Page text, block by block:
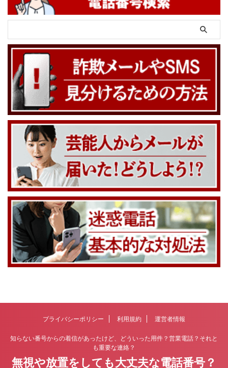
プライバシーポリシー 利用規約 運営者情報
知らない番号からの着信があったけど、どういった用件？営業電話？それと
も重要な連絡？
無視や放置をしても大丈夫な電話番号？